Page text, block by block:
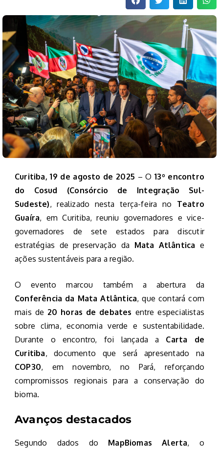
Curitiba, 19 de agosto de 2025 – O13º encontro
do Cosud (Consórcio de Integração Sul-
Sudeste), realizado nesta terça-feira no Teatro
Guaíra, em Curitiba, reuniu governadores e vice-
governadores de sete estados para discutir
estratégias de preservação da Mata Atlântica e
ações sustentáveis para a região.
O evento marcou também a abertura da
Conferência da Mata Atlântica, que contará com
mais de 20 horas de debates entre especialistas
sobre clima, economia verde e sustentabilidade.
Durante o encontro, foi lançada a Carta de
Curitiba, documento que será apresentado na
COP30, em novembro, no Pará, reforçando
compromissos regionais para a conservação do
bioma.
Avanços destacados
Segundo dados do MapBiomas Alerta, o